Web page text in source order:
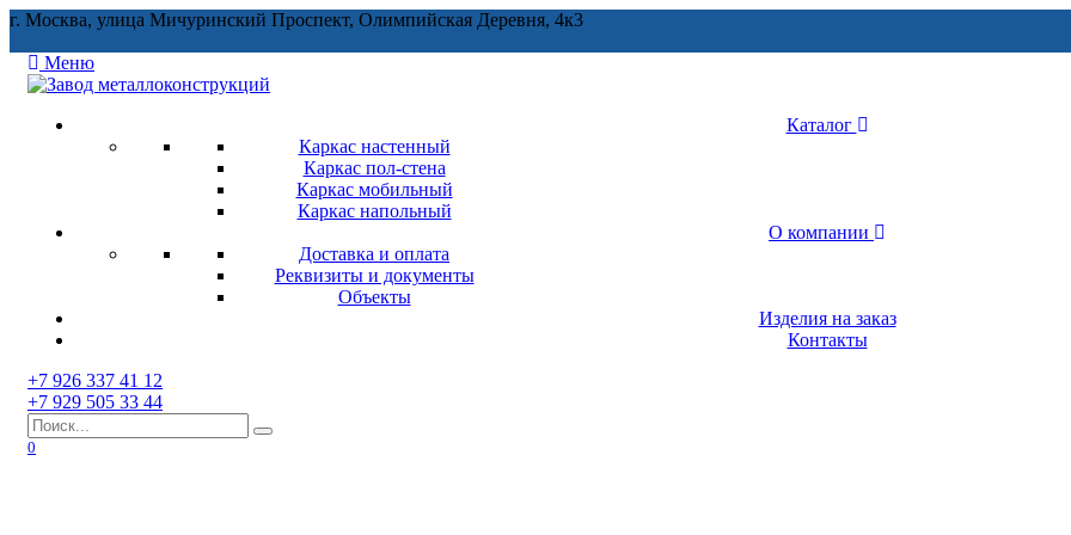
Перейти
содержанию
г. Москва, улица Мичуринский Проспект, Олимпийская Деревня, 4к3
Меню
Каталог
Каркас настенный
Каркас пол-стена
Каркас мобильный
Каркас напольный
О компании
Доставка и оплата
Реквизиты и документы
Объекты
Изделия на заказ
Контакты
+7 926 337 41 12
+7 929 505 33 44
Search
for:
0